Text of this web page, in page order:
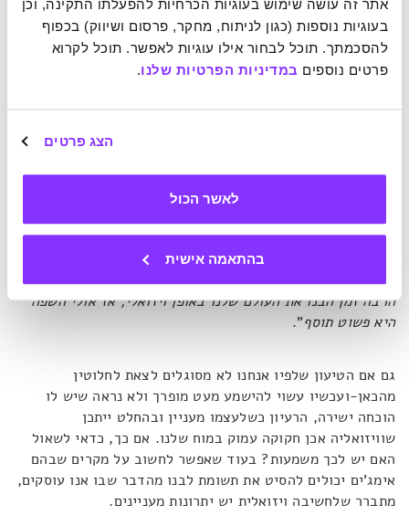
פרטים נוספים במדיניות הפרטיות שלנו.
הצג פרטים
לאשר הכול
בהתאמה אישית
הרחוק.
במחקר החדש, כאמור, נמצא שאפילו כשאנשים מנסים באופן
מודע לחשוב בצורה מילולית, כמעט תמיד חודרת למוחם חשיבה
בצורת חשיבה שלרוב שמורה לעניינים שמתרחשים בעתיד.
לטענת עמית, "זה [תוצאות המחקר]מצביע על כך שאנחנו לא
אבסטרקטית על אנשים אחרים, מקומות או זמנים", והיא מוסיפה
שזה החיווט החדש של המוח שלנו ואולי יש לכך סיבות
אבולוציוניות, שכן "לא תמיד היינו יצורים מילוליים. במשך
הרבה זמן הבנו את העולם שלנו באופן ויזואלי, אז אולי השפה
היא פשוט תוסף".
גם אם הטיעון שלפיו אנחנו לא מסוגלים לצאת לחלוטין
מהכאן-ועכשיו עשוי להישמע מעט מופרך ולא נראה שיש לו
הוכחה ישירה, הרעיון כשלעצמו מעניין ובהחלט ייתכן
שוויזואליה אכן חקוקה עמוק במוח שלנו. אם כך, כדאי לשאול
האם יש לכך משמעות? בעוד שאפשר לחשוב על מקרים שבהם
אימג'ים יכולים להסיט את תשומת לבנו מהדבר שבו אנו עוסקים,
מתברר שלחשיבה ויזואלית יש יתרונות מעניינים.